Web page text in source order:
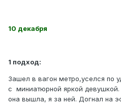
10 декабря
1 подход:
Зашел в вагон метро,уселся по
с миниатюрной яркой
она вышла, я за ней. Догнал на